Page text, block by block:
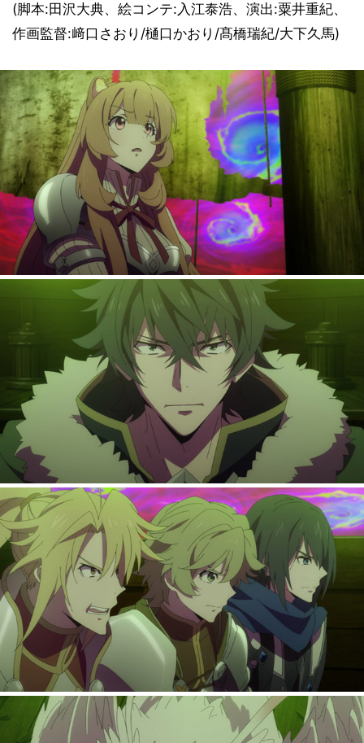
(脚本:田沢大典、絵コンテ:入江泰浩、演出:粟井重紀、
作画監督:﨑口さおり/樋口かおり/髙橋瑞紀/大下久馬)